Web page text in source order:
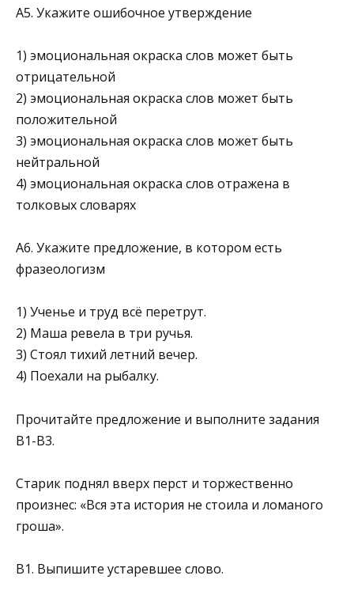
А5. Укажите ошибочное утверждение
1) эмоциональная окраска слов может быть
отрицательной
2) эмоциональная окраска слов может быть
положительной
3) эмоциональная окраска слов может быть
нейтральной
4) эмоциональная окраска слов отражена в
толковых словарях
А6. Укажите предложение, в котором есть
фразеологизм
1) Ученье и труд всё перетрут.
2) Маша ревела в три ручья.
3) Стоял тихий летний вечер.
4) Поехали на рыбалку.
Прочитайте предложение и выполните задания
B1-В3.
Старик поднял вверх перст и торжественно
произнес: «Вся эта история не стоила и ломаного
гроша».
В1. Выпишите устаревшее слово.